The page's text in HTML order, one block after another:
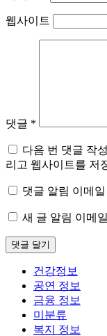
웹사이트
댓글 *
다음 번 댓글 작
리고 웹사이트를 저
댓글 알림 이메일
새 글 알림 이메일
건강정보
공연 정보
금융 정보
미분류
복지 정보